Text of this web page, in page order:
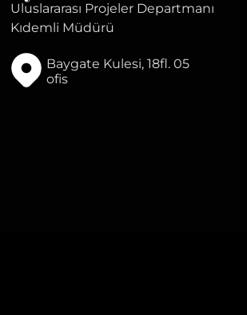
Uluslararası Projeler Departmanı
Kıdemli Müdürü
Baygate Kulesi, 18fl. 05
ofis